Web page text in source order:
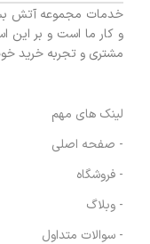
خدمات مجموعه آتش
و کار ما است و بر این
مشتری و تجربه خرید
لینک های مهم
- صفحه اصلی
- فروشگاه
- وبلاگ
- سوالات متداول